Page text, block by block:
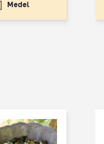
Medel